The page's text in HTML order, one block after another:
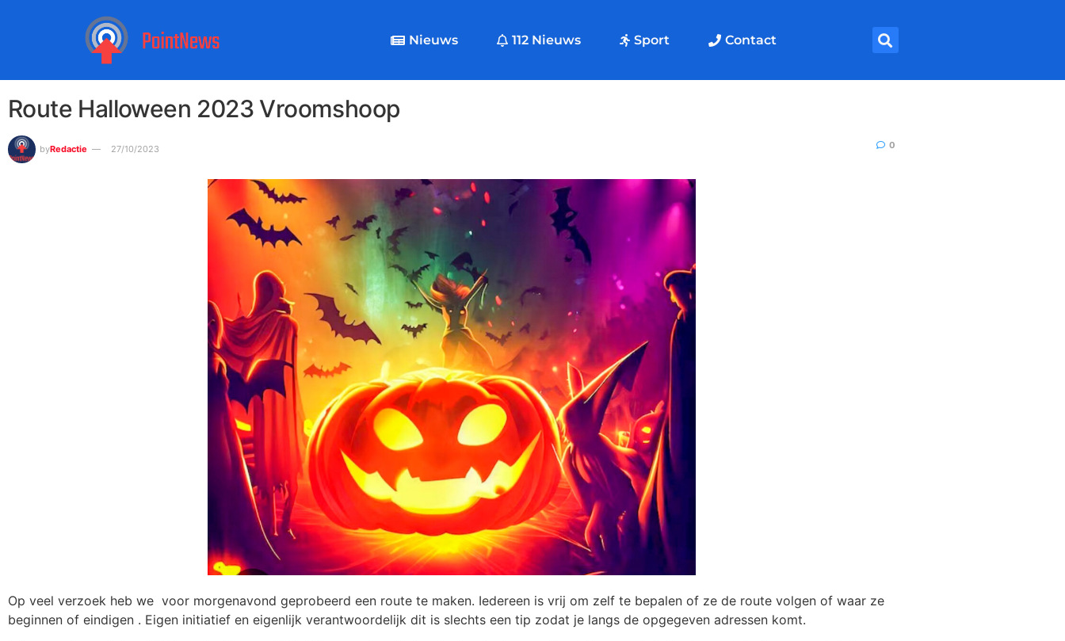
Nieuws 112 Nieuws Sport Contact
Route Halloween 2023 Vroomshoop
byRedactie 27/10/2023 0
Op veel verzoek heb we voor morgenavond geprobeerd een route te maken. Iedereen is vrij om zelf te bepalen of ze de route volgen of waar ze
beginnen of eindigen . Eigen initiatief en eigenlijk verantwoordelijk dit is slechts een tip zodat je langs de opgegeven adressen komt.